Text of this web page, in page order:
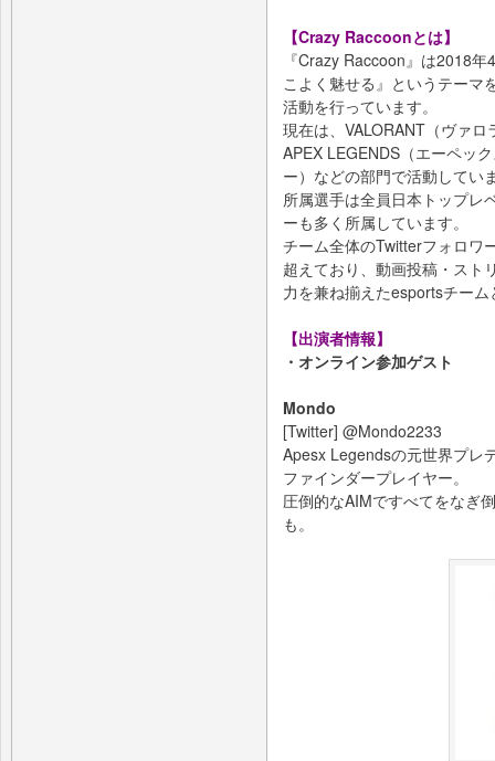
【Crazy Raccoonとは】
『Crazy Raccoon』は2018
こよく魅せる』というテーマ
活動を行っています。
現在は、VALORANT（ヴァ
APEX LEGENDS（エーペッ
ー）などの部門で活動してい
所属選手は全員日本トップレ
ーも多く所属しています。
チーム全体のTwitterフォロワ
超えており、動画投稿・スト
力を兼ね揃えたesportsチー
【出演者情報】
・オンライン参加ゲスト
Mondo
[Twitter] @Mondo2233
Apesx Legendsの元世界プレ
ファインダープレイヤー。
圧倒的なAIMですべてをなぎ
も。